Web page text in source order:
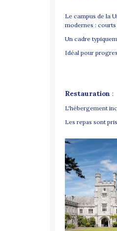
Le campus de la
modernes :
Un cadre
Idéal pour
Restauration :
L'hébergement
Les repas sont